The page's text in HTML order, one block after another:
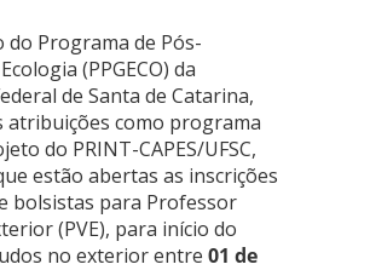
do Programa de Pós-
(PPGECO) da
de Santa de Catarina,
atribuições como programa
do PRINT-CAPES/UFSC,
estão abertas as inscrições
bolsistas para Professor
(PVE), para início do
no exterior entre01 de